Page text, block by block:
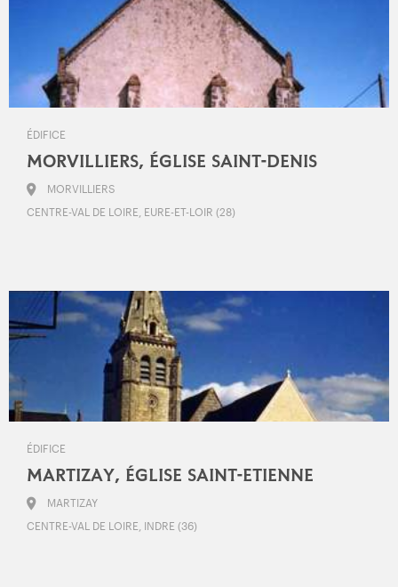
ÉDIFICE
MORVILLIERS, ÉGLISE SAINT-DENIS
MORVILLIERS
CENTRE-VAL DE LOIRE, EURE-ET-LOIR (28)
ÉDIFICE
MARTIZAY, ÉGLISE SAINT-ETIENNE
MARTIZAY
CENTRE-VAL DE LOIRE, INDRE (36)